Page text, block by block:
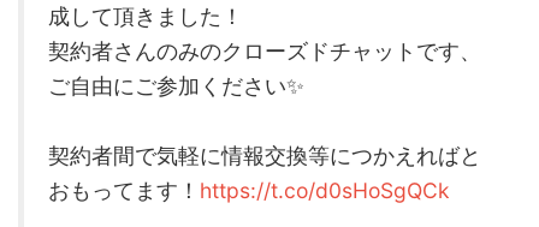
成して頂きました！
契約者さんのみのクローズドチャットです、
ご自由にご参加ください✨
契約者間で気軽に情報交換等につかえればと
おもってます！ https://t.co/d0sHoSgQCk